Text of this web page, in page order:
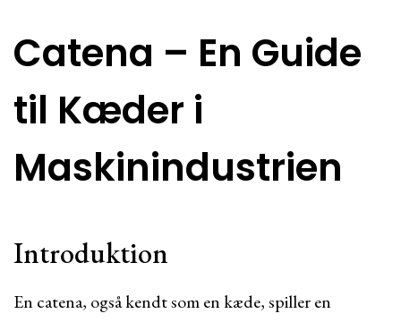
Catena – En Guide
til Kæder i
Maskinindustrien
Introduktion
En catena, også kendt som en kæde, spiller en